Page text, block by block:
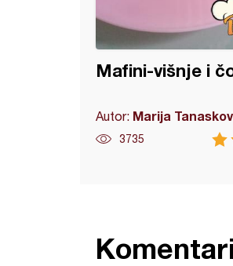
Mafini-višnje i
Autor: Marija
3735